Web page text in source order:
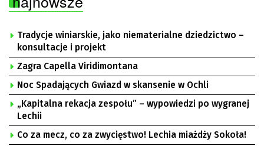
Tradycje winiarskie, jako niematerialne dziedzictwo –
konsultacje i projekt
Zagra Capella Viridimontana
Noc Spadających Gwiazd w skansenie w Ochli
„Kapitalna rekacja zespołu” – wypowiedzi po wygranej
Lechii
Co za mecz, co za zwycięstwo! Lechia miażdży Sokoła!